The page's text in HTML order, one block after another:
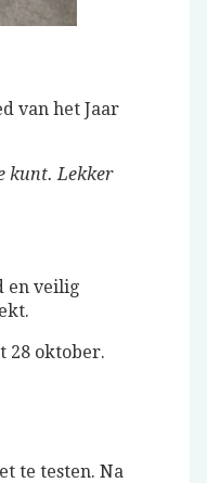
van het Jaar
kunt. Lekker
en veilig
28 oktober.
te testen. Na